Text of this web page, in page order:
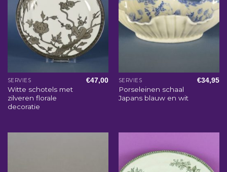
SERVIES
Witte schotels met
zilveren florale
decoratie
€47,00 SERVIES
Porseleinen schaal
Japans blauw en wit
€34,95